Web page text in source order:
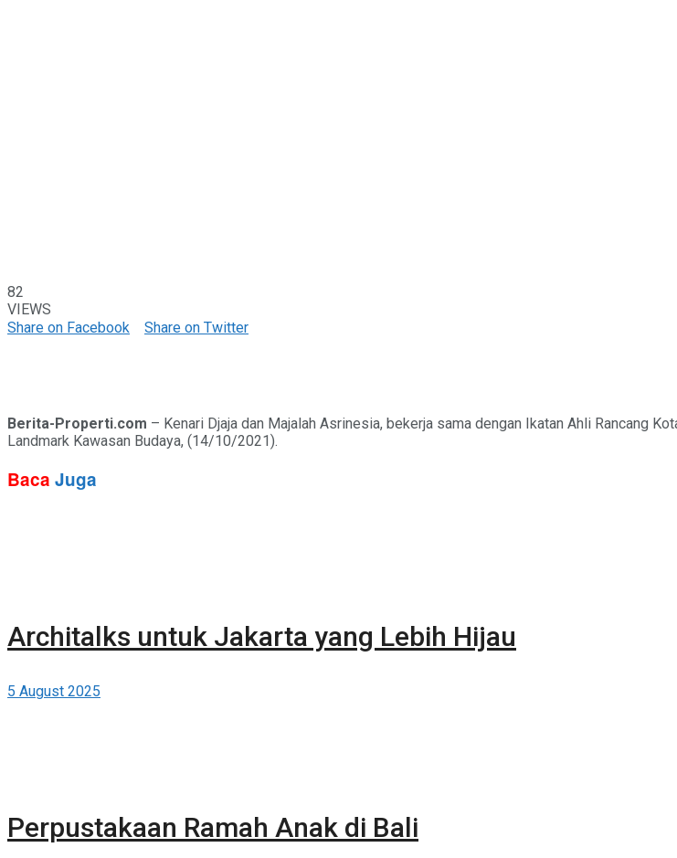
82
VIEWS
Share on Facebook
Share on Twitter
Berita-Properti.com – Kenari Djaja dan Majalah Asrinesia, bekerja sama dengan Ikatan Ahli Rancang
Landmark Kawasan Budaya, (14/10/2021).
Baca Juga
Architalks untuk Jakarta yang Lebih Hijau
5 August 2025
Perpustakaan Ramah Anak di Bali